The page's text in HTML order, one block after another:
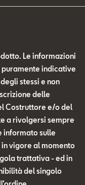
Le informazioni
indicative
stessi e non
delle
Costruttore e/o del
a rivolgersi sempre
informato sulle
vigore al momento
trattativa - ed in
del singolo